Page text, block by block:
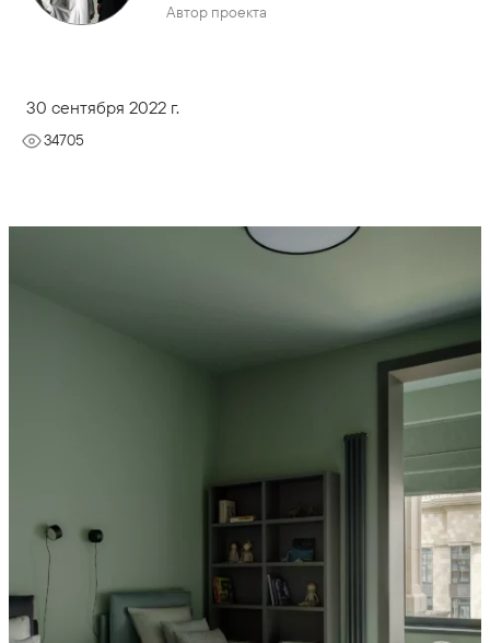
Автор проекта
30 сентября 2022 г.
34705